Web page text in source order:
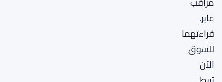
عابر.
قراءتهما
للسوق
الآن